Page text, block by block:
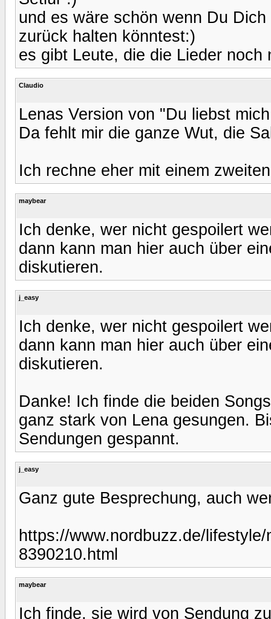
und es wäre schön wenn Du
zurück halten könntest:)
es gibt Leute, die die Lieder noch
Claudio
Lenas Version von "Du liebst
Da fehlt mir die ganze Wut, die
Ich rechne eher mit einem
maybear
Ich denke, wer nicht gespoilert
dann kann man hier auch über
diskutieren.
j_easy
Ich denke, wer nicht gespoilert
dann kann man hier auch über
diskutieren.
Danke! Ich finde die beiden
ganz stark von Lena gesungen.
Sendungen gespannt.
j_easy
Ganz gute Besprechung, auch
https://www.nordbuzz.de/
8390210.html
maybear
Ich finde, sie wird von Sendung